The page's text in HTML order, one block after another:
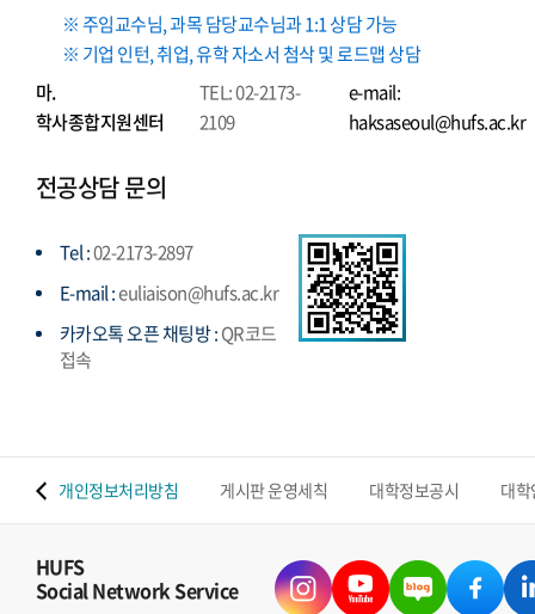
※ 주임교수님, 과목 담당교수님과 1:1 상담 가능
※ 기업 인턴, 취업, 유학 자소서 첨삭 및 로드맵 상담
마.
학사종합지원센터
TEL: 02-2173-
2109
e-mail:
haksaseoul@hufs.ac.kr
전공상담 문의
Tel :02-2173-2897
E-mail :euliaison@hufs.ac.kr
카카오톡 오픈 채팅방 :QR코드
접속
개인정보처리방침 게시판 운영세칙 대학정보공시 대
HUFS
Social Network Service